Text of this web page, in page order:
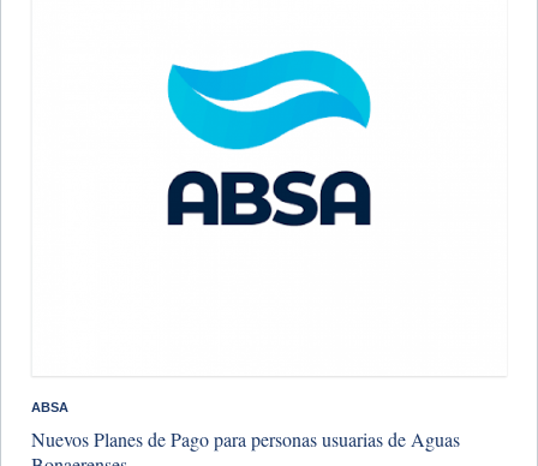
ABSA
Nuevos Planes de Pago para personas usuarias de Aguas